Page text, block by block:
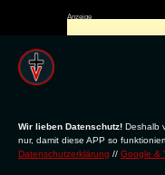
Wir lieben Datenschutz! Deshalb
nur, damit diese APP so
Datenschutzerklärung // Google &
Rechte ins All © 2024. Erstellt mitღ
Anzeige